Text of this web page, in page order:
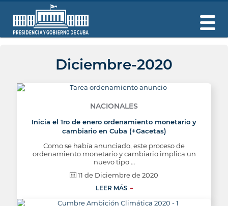
Diciembre-2020
NACIONALES
Inicia el 1ro de enero ordenamiento monetario y
cambiario en Cuba (+Gacetas)
Como se había anunciado, este proceso de
ordenamiento monetario y cambiario implica un
nuevo tipo …
11 de Diciembre de 2020
LEER MÁS